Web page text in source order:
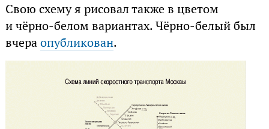
Свою схему я рисовал также в цветом
и чёрно-белом вариантах. Чёрно-белый был
вчераопубликован.